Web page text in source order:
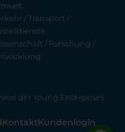
/ Transport /
/ Forschung /
der Young Enterprises
KontaktKundenlogin